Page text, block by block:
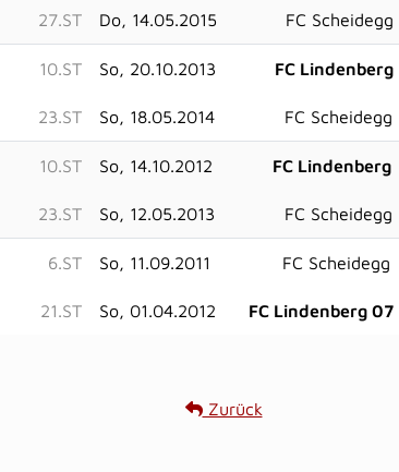
27.ST Do, 14.05.2015 FC Scheidegg
10.ST So, 20.10.2013 FC Lindenberg
23.ST So, 18.05.2014 FC Scheidegg
10.ST So, 14.10.2012 FC Lindenberg
23.ST So, 12.05.2013 FC Scheidegg
6.ST So, 11.09.2011 FC Scheidegg
21.ST So, 01.04.2012 FC Lindenberg 07
Zurück